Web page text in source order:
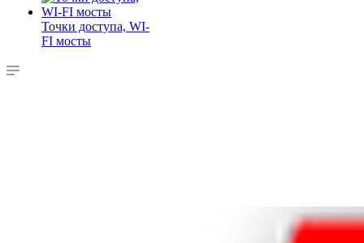
Точки доступа, WI-
FI мосты